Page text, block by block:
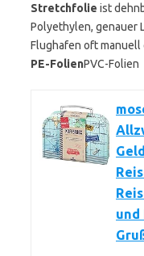
Stretchfolie ist
Polyethylen, genauer
Flughafen oft
PE-FolienPVC-Folien
und